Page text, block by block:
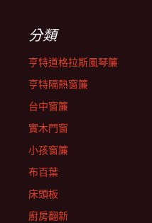
分類
亨特道格拉斯風琴簾
亨特隔熱窗簾
台中窗簾
實木門窗
小孩窗簾
布百葉
床頭板
廚房翻新